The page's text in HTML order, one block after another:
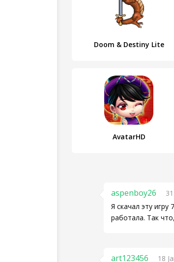
Doom & Destiny Lite
AvatarHD
aspenboy26
Я скачал эту
работала. Так
art123456 18